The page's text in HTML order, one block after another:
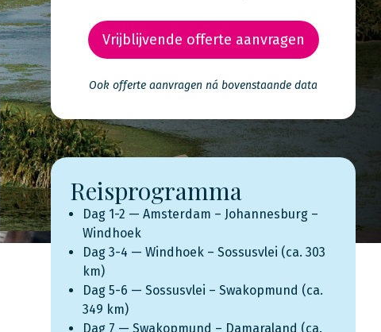
Vrijblijvende offerte aanvragen
Ook offerte aanvragen ná bovenstaande data
Reisprogramma
Dag 1-2 — Amsterdam – Johannesburg –
Windhoek
Dag 3-4 — Windhoek – Sossusvlei (ca. 303
km)
Dag 5-6 — Sossusvlei – Swakopmund (ca.
349 km)
Dag 7 — Swakopmund – Damaraland (ca.